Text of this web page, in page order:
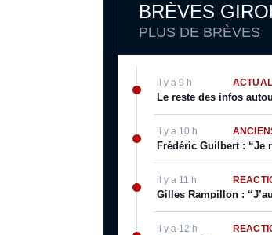
BRÈVES
PLUS DE BRÈVES
il y a 9 h
Le reste des infos
il y a 10 h
Frédéric Guilbert : “Je
il y a 11 h
Gilles Rampillon :
il y a 12 h